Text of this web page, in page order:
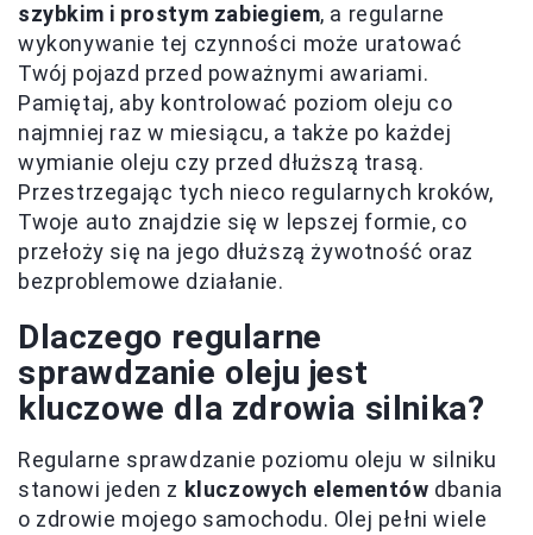
szybkim i prostym zabiegiem, a regularne
wykonywanie tej czynności może uratować
Twój pojazd przed poważnymi awariami.
Pamiętaj, aby kontrolować poziom oleju co
najmniej raz w miesiącu, a także po każdej
wymianie oleju czy przed dłuższą trasą.
Przestrzegając tych nieco regularnych kroków,
Twoje auto znajdzie się w lepszej formie, co
przełoży się na jego dłuższą żywotność oraz
bezproblemowe działanie.
Dlaczego regularne
sprawdzanie oleju jest
kluczowe dla zdrowia silnika?
Regularne sprawdzanie poziomu oleju w silniku
stanowi jeden z kluczowych elementów dbania
o zdrowie mojego samochodu. Olej pełni wiele